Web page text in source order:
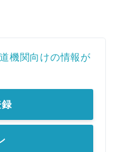
機関向けの情報が
録